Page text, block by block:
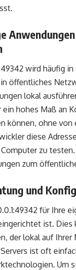
wird häufig
öffentliches
lokal
ein hohes Maß an
können, ohne
diese
zu
zum
und
für Ihre
ist. Dies
der lokal auf
ist oft
Um